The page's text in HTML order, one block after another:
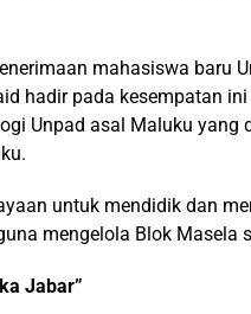
mahasiswa baru
hadir pada kesempatan
Unpad asal Maluku yang
untuk mendidik dan
mengelola Blok Masela
Jabar”